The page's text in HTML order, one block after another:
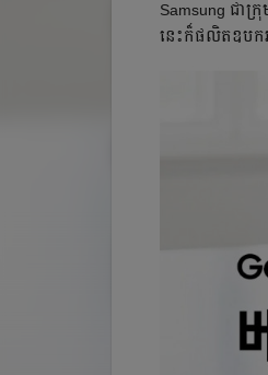
Samsung ជា
នេះក៏ផលិតឧបក